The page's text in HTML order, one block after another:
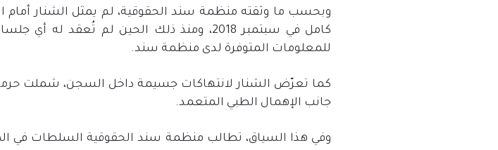
وبحسب ما وثقته منظمة سند الحقوقية، لم يمثل الشنار أمام
كامل في سبتمبر2018
، ومنذ ذلك الحين لم تُعقد له أي
للمعلومات المتوفرة لدى منظمة سند.
كما تعرّض الشنار لانتهاكات جسيمة داخل السجن، شملت
جانب الإهمال الطبي المتعمد.
وفي هذا السياق، تطالب منظمة سند الحقوقية السلطات في